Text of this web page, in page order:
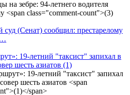
(Сенат) сообщил: престарелому
19-летний "таксист" запихал в
шесть азиатов (1)